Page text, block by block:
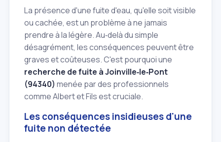
La présence d'une fuite d'eau, qu'elle soit visible
ou cachée, est un problème à ne jamais
prendre à la légère. Au‑delà du simple
désagrément, les conséquences peuvent être
graves et coûteuses. C'est pourquoi une
recherche de fuite à Joinville‑le‑Pont
(94340) menée par des professionnels
comme Albert et Fils est cruciale.
Les conséquences insidieuses d'une
fuite non détectée